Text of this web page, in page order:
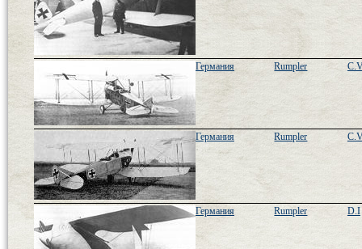
Германия Rumpler
Германия Rumpler
Германия Rumpler D.I